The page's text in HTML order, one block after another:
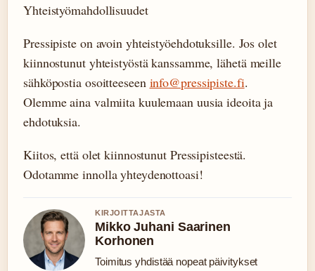
Yhteistyömahdollisuudet
Pressipiste on avoin yhteistyöehdotuksille. Jos olet
kiinnostunut yhteistyöstä kanssamme, lähetä meille
sähköpostia osoitteeseen info@pressipiste.fi.
Olemme aina valmiita kuulemaan uusia ideoita ja
ehdotuksia.
Kiitos, että olet kiinnostunut Pressipisteestä.
Odotamme innolla yhteydenottoasi!
KIRJOITTAJASTA
Mikko Juhani Saarinen
Korhonen
Toimitus yhdistää nopeat päivitykset